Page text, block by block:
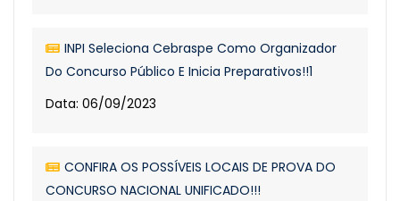
INPI Seleciona Cebraspe Como Organizador
Do Concurso Público E Inicia Preparativos!!1
Data: 06/09/2023
CONFIRA OS POSSÍVEIS LOCAIS DE PROVA DO
CONCURSO NACIONAL UNIFICADO!!!